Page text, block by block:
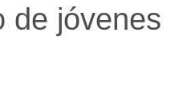
de jóvenes